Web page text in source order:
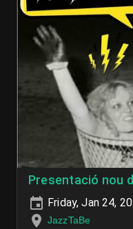
Presentació nou
Friday, Jan 24,
JazzTaBe